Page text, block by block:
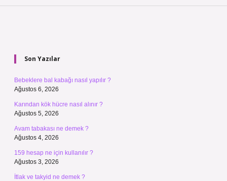
Son Yazılar
Bebeklere bal kabağı nasıl yapılır ?
Ağustos 6, 2026
Karından kök hücre nasıl alınır ?
Ağustos 5, 2026
Avam tabakası ne demek ?
Ağustos 4, 2026
159 hesap ne için kullanılır ?
Ağustos 3, 2026
İtlak ve takyid ne demek ?